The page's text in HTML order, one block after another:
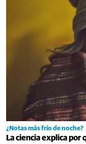
¿Notas más frío de noche?
La ciencia explica